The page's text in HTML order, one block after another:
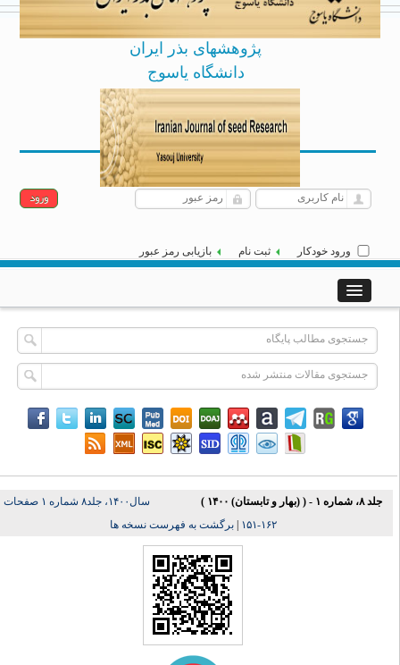
پژوهشهای بذر ایران
دانشگاه یاسوج
|
English
[Archive
ورود خودکار ثبت نام بازیابی رمز عبور
جلد ۸، شماره ۱ - ( (بهار و تابستان) ۱۴۰۰ )
سال۱۴۰۰، جلد۸ شماره ۱ صفحات
۱۶۲-۱۵۱
|برگشت به فهرست نسخه ها